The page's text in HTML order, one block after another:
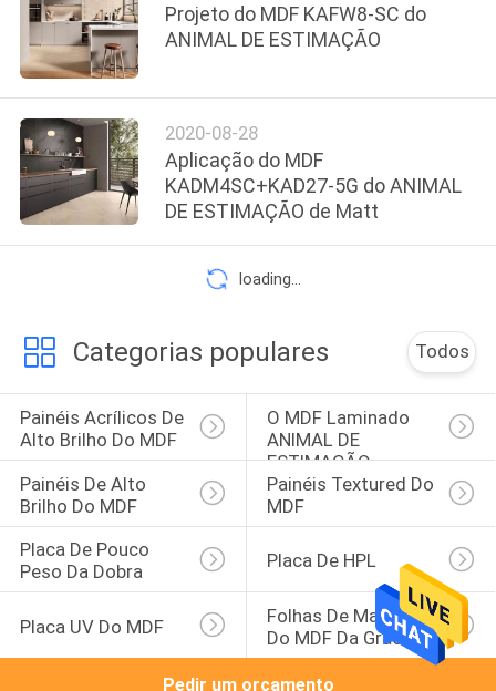
Projeto do MDF KAFW8-SC do
ANIMAL DE ESTIMAÇÃO
2020-08-28
Aplicação do MDF
KADM4SC+KAD27-5G do ANIMAL
DE ESTIMAÇÃO de Matt
loading...
Categorias populares Todos
Painéis Acrílicos De
Alto Brilho Do MDF
O MDF Laminado
ANIMAL DE
ESTIMAÇÃO
Almofada
Painéis De Alto
Brilho Do MDF
Painéis Textured Do
MDF
Placa De Pouco
Peso Da Dobra
Placa De HPL
Placa UV Do MDF
Folhas De Madeira
Do MDF Da Grão
Pedir um orçamento